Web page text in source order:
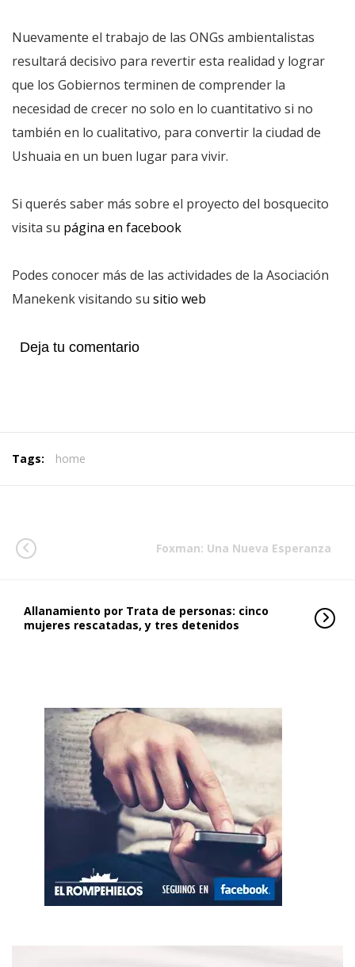
Nuevamente el trabajo de las ONGs ambientalistas
resultará decisivo para revertir esta realidad y lograr
que los Gobiernos terminen de comprender la
necesidad de crecer no solo en lo cuantitativo si no
también en lo cualitativo, para convertir la ciudad de
Ushuaia en un buen lugar para vivir.
Si querés saber más sobre el proyecto del bosquecito
visita su página en facebook
Podes conocer más de las actividades de la Asociación
Manekenk visitando su sitio web
Deja tu comentario
Tags: home
Foxman: Una Nueva Esperanza
Allanamiento por Trata de personas: cinco
mujeres rescatadas, y tres detenidos